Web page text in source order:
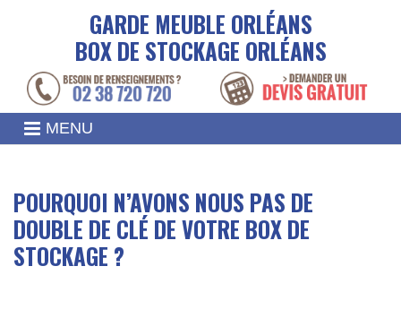
GARDE MEUBLE ORLÉANS
BOX DE STOCKAGE ORLÉANS
MENU
POURQUOI N’AVONS NOUS PAS DE
DOUBLE DE CLÉ DE VOTRE BOX DE
STOCKAGE ?